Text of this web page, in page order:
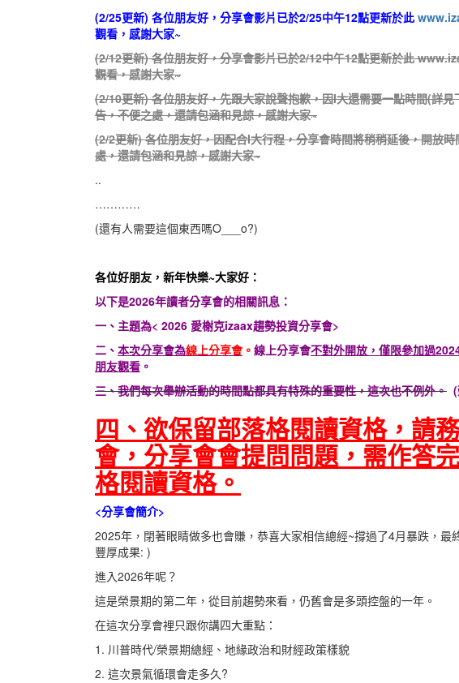
(2/25更新) 各位朋友好，分享會影片已於2/25中午12點更新於此
觀看，感謝大家~
(2/12更新) 各位朋友好，分享會影片已於2/12中午12點更新於此
觀看，感謝大家~
(2/10更新) 各位朋友好，先跟大家說聲抱歉，因I大還需要一點時間(詳見
告，不便之處，還請包涵和見諒，感謝大家~
(2/2更新) 各位朋友好，因配合I大行程，分享會時間將稍稍延後，開放
處，還請包涵和見諒，感謝大家~
..
…………
(還有人需要這個東西嗎O___o?)
各位好朋友，新年快樂~大家好：
以下是2026年讀者分享會的相關訊息：
一、主題為< 2026 愛榭克izaax趨勢投資分享會>
二、 本次分享會為線上分享會。 線上分享會不對外開放，僅限參加過
朋友觀看 。
三、我們每次舉辦活動的時間點都具有特殊的重要性，這次也不例外。
四、欲保留部落格閱讀資格，請
會，分享會會提問問題，需作答
格閱讀資格。
<分享會簡介>
2025年，閉著眼睛做多也會賺，恭喜大家相信總經~撐過了4月暴跌，
豐厚成果: )
進入2026年呢？
這是榮景期的第二年，從目前趨勢來看，仍舊會是多頭控盤的一年。
在這次分享會裡只跟你講四大重點：
1. 川普時代/榮景期總經、地緣政治和財經政策樣貌
2. 這次景氣循環會走多久?